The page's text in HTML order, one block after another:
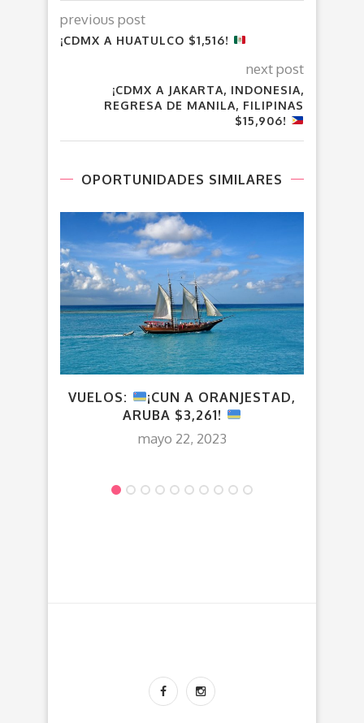
previous post
¡CDMX A HUATULCO $1,516!
next post
¡CDMX A JAKARTA, INDONESIA,
REGRESA DE MANILA, FILIPINAS
$15,906!
OPORTUNIDADES SIMILARES
VUELOS:
¡CUN A ORANJESTAD,
ARUBA $3,261!
mayo 22, 2023